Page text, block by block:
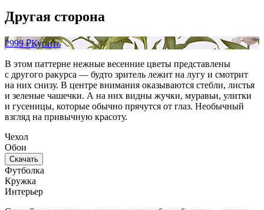
Другая сторона
2999 ₽Купить
В этом паттерне нежные весенние цветы представлены
с другого ракурса — будто зритель лежит на лугу и смотрит
на них снизу. В центре внимания оказываются стебли, листья
и зеленые чашечки. А на них видны жучки, муравьи, улитки
и гусеницы, которые обычно прячутся от глаз. Необычный
взгляд на привычную красоту.
Чехол
Обои
Скачать
Футболка
Кружка
Интерьер